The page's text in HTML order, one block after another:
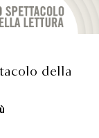
della